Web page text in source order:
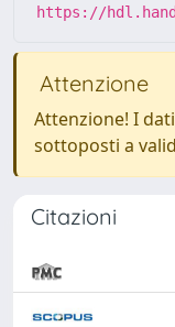
https://
Attenzione
Attenzione! I
sottoposti a
Citazioni